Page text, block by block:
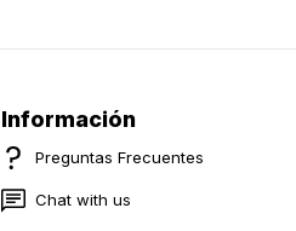
Información
Preguntas Frecuentes
Chat with us